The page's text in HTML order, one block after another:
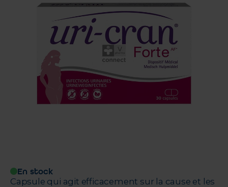
En stock
Capsule qui agit efficacement sur la cause et les